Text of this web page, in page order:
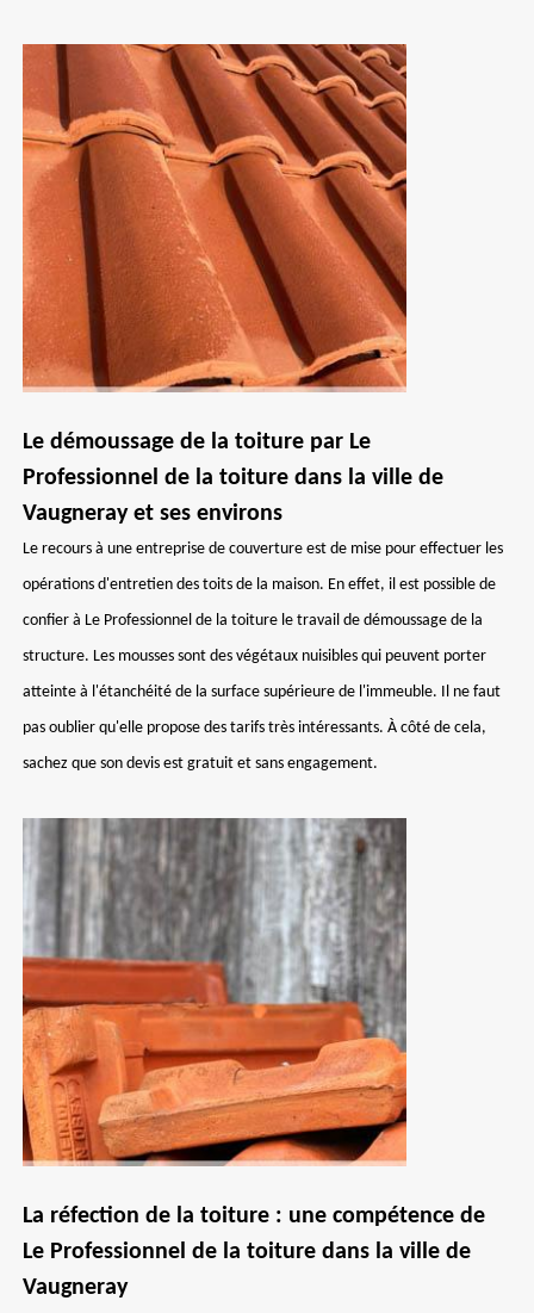
Le démoussage de la toiture par Le
Professionnel de la toiture dans la ville de
Vaugneray et ses environs
Le recours à une entreprise de couverture est de mise pour effectuer les
opérations d'entretien des toits de la maison. En effet, il est possible de
confier à Le Professionnel de la toiture le travail de démoussage de la
structure. Les mousses sont des végétaux nuisibles qui peuvent porter
atteinte à l'étanchéité de la surface supérieure de l'immeuble. Il ne faut
pas oublier qu'elle propose des tarifs très intéressants. À côté de cela,
sachez que son devis est gratuit et sans engagement.
La réfection de la toiture : une compétence de
Le Professionnel de la toiture dans la ville de
Vaugneray